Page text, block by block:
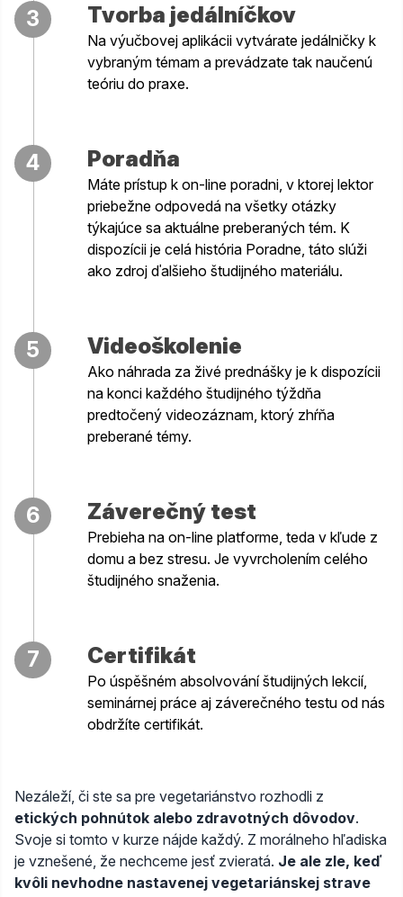
3 Tvorba jedálníčkov
Na výučbovej aplikácii vytvárate jedálničky k
vybraným témam a prevádzate tak naučenú
teóriu do praxe.
4 Poradňa
Máte prístup k on-line poradni, v ktorej lektor
priebežne odpovedá na všetky otázky
týkajúce sa aktuálne preberaných tém. K
dispozícii je celá história Poradne, táto slúži
ako zdroj ďalšieho študijného materiálu.
5 Videoškolenie
Ako náhrada za živé prednášky je k dispozícii
na konci každého študijného týždňa
predtočený videozáznam, ktorý zhŕňa
preberané témy.
6 Záverečný test
Prebieha na on-line platforme, teda v kľude z
domu a bez stresu. Je vyvrcholením celého
študijného snaženia.
7 Certifikát
Po úspěšném absolvování študijných lekcií,
seminárnej práce aj záverečného testu od nás
obdržíte certifikát.
Nezáleží, či ste sa pre vegetariánstvo rozhodli z
etických pohnútok alebo zdravotných dôvodov.
Svoje si tomto v kurze nájde každý. Z morálneho hľadiska
je vznešené, že nechceme jesť zvieratá. Je ale zle, keď
kvôli nevhodne nastavenej vegetariánskej strave